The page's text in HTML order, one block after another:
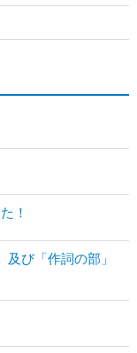
！
び「作詞の部」